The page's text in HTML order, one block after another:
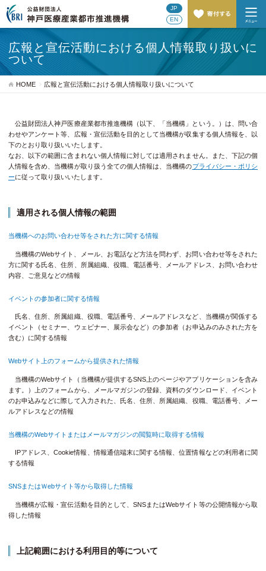
JP
EN
広報と宣伝活動における個人情報取り扱いに
ついて
HOME 広報と宣伝活動における個人情報取り扱いについて
公益財団法人神戸医療産業都市推進機構（以下、「当機構」という。）は、問い合
わせやアンケート等、広報・宣伝活動を目的として当機構が収集する個人情報を、以
下のとおり取り扱いいたします。
なお、以下の範囲に含まれない個人情報に対しては適用されません。また、下記の個
人情報を含め、当機構が取り扱う全ての個人情報は、当機構のプライバシー・ポリシ
ーに従って取り扱いいたします。
適用される個人情報の範囲
当機構へのお問い合わせ等をされた方に関する情報
当機構のWebサイト、メール、お電話など方法を問わず、お問い合わせ等をされた
方に関する氏名、住所、所属組織、役職、電話番号、メールアドレス、お問い合わせ
内容、ご意見などの情報
イベントの参加者に関する情報
氏名、住所、所属組織、役職、電話番号、メールアドレスなど、当機構が関係する
イベント（セミナー、ウェビナー、展示会など）の参加者（お申込みのみされた方を
含む）に関する情報
Webサイト上のフォームから提供された情報
当機構のWebサイト（当機構が提供するSNS上のページやアプリケーションを含み
ます。）上のフォームから、メールマガジンの登録、資料のダウンロード、イベント
のお申込みなどに際して入力された、氏名、住所、所属組織、役職、電話番号、メー
ルアドレスなどの情報
当機構のWebサイトまたはメールマガジンの閲覧時に取得する情報
IPアドレス、Cookie情報、情報通信端末に関する情報、位置情報などの利用者に関
する情報
SNSまたはＷebサイト等から取得した情報
当機構が広報・宣伝活動を目的として、SNSまたはWebサイト等の公開情報から取
得した情報
上記範囲における利用目的等について